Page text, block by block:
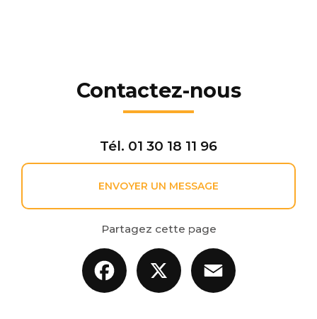
Contactez-nous
Tél. 01 30 18 11 96
ENVOYER UN MESSAGE
Partagez cette page
Facebook